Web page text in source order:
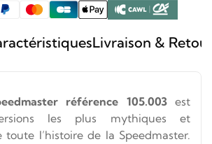
Livraison &
référence 105.003est
les plus mythiques et
toute l’histoire de la Speedmaster.